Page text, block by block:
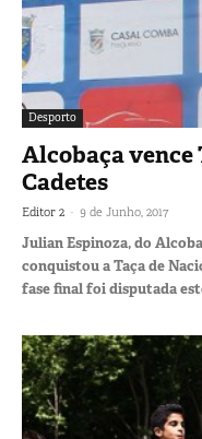
Desporto
Alcobaça vence
Cadetes
Editor 2 - 9 de Junho, 2017
Julian Espinoza, do
conquistou a Taça de
fase final foi disputada